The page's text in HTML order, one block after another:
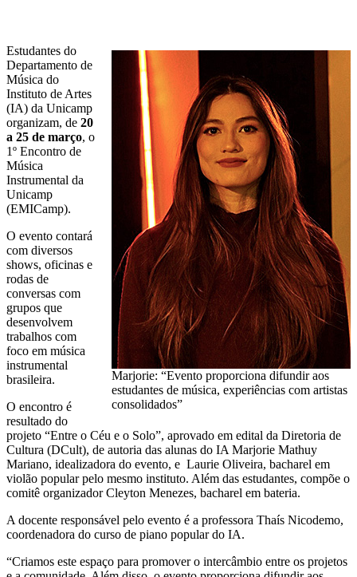
Marjorie: “Evento proporciona difundir aos
estudantes de música, experiências com artistas
consolidados”
Estudantes do
Departamento de
Música do
Instituto de Artes
(IA) da Unicamp
organizam, de 20
a 25 de março, o
1º Encontro de
Música
Instrumental da
Unicamp
(EMICamp).
O evento contará
com diversos
shows, oficinas e
rodas de
conversas com
grupos que
desenvolvem
trabalhos com
foco em música
instrumental
brasileira.
O encontro é
resultado do
projeto “Entre o Céu e o Solo”, aprovado em edital da Diretoria de
Cultura (DCult), de autoria das alunas do IA Marjorie Mathuy
Mariano, idealizadora do evento, e Laurie Oliveira, bacharel em
violão popular pelo mesmo instituto. Além das estudantes, compõe o
comitê organizador Cleyton Menezes, bacharel em bateria.
A docente responsável pelo evento é a professora Thaís Nicodemo,
coordenadora do curso de piano popular do IA.
“Criamos este espaço para promover o intercâmbio entre os projetos